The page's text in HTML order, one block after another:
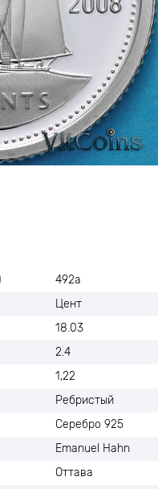
492а
Цент
18.03
2.4
1,22
Ребристый
Серебро 925
Emanuel Hahn
Оттава